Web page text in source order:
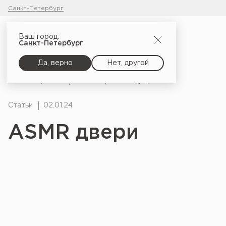
Санкт-Петербург
Ваш город:
Санкт-Петербург
Да, верно Нет, другой
Статьи 02.01.24
ASMR двери